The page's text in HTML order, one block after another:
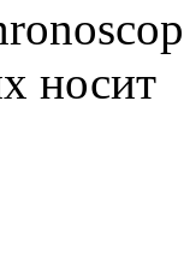
носит